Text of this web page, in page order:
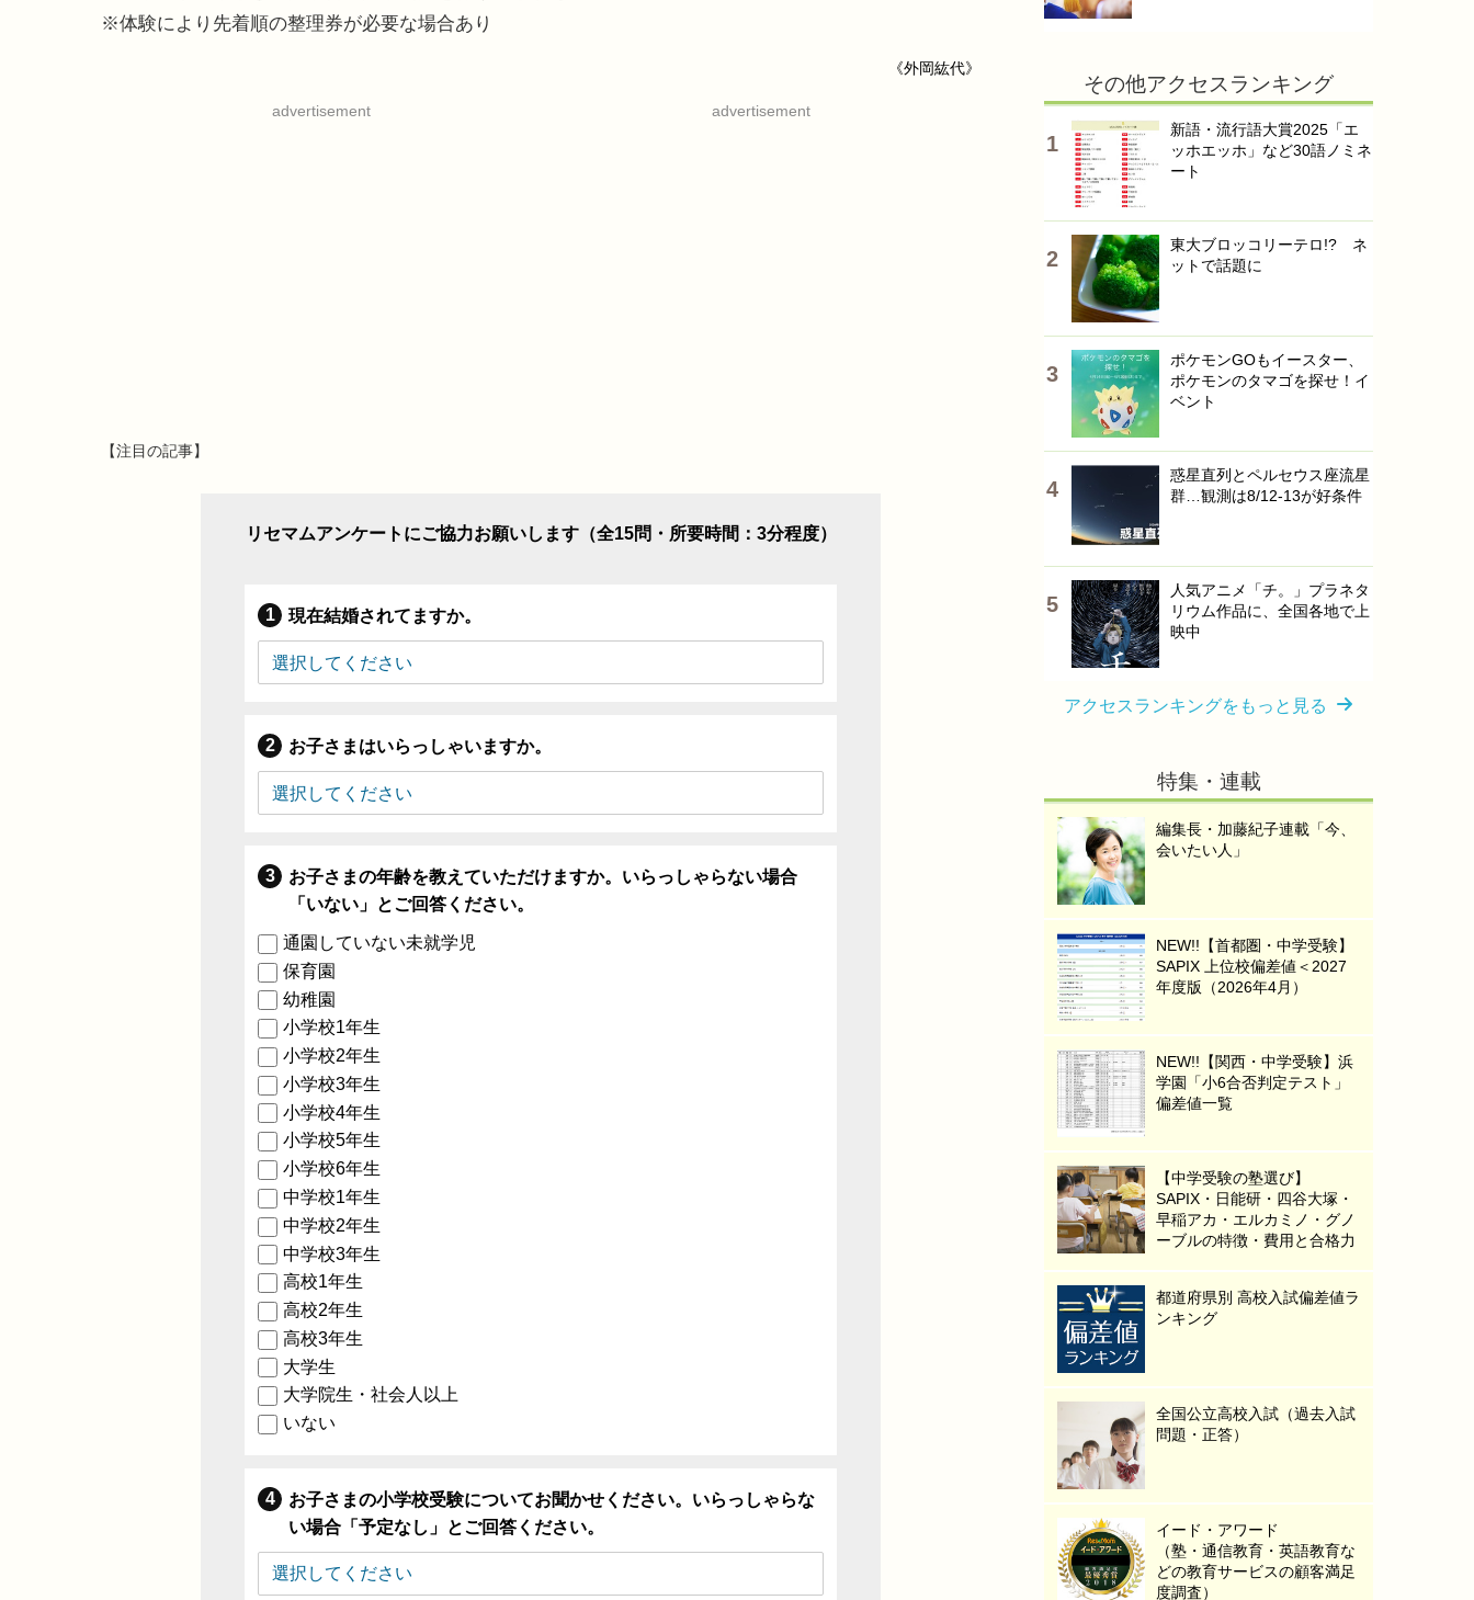
※体験により先着順の整理券が必要な場合あり
《外岡紘代》
advertisement advertisement
【注目の記事】
リセマムアンケートにご協力お願いします（全15問・所要時間：3分程度）
現在結婚されてますか。
お子さまはいらっしゃいますか。
お子さまの年齢を教えていただけますか。いらっしゃらない場合
「いない」とご回答ください。
通園していない未就学児
保育園
幼稚園
小学校1年生
小学校2年生
小学校3年生
小学校4年生
小学校5年生
小学校6年生
中学校1年生
中学校2年生
中学校3年生
高校1年生
高校2年生
高校3年生
大学生
大学院生・社会人以上
いない
お子さまの小学校受験についてお聞かせください。いらっしゃらな
い場合「予定なし」とご回答ください。
その他アクセスランキング
新語・流行語大賞2025「エ
ッホエッホ」など30語ノミネ
ート
東大ブロッコリーテロ!? ネ
ットで話題に
ポケモンGOもイースター、
ポケモンのタマゴを探せ！イ
ベント
惑星直列とペルセウス座流星
群…観測は8/12-13が好条件
人気アニメ「チ。」プラネタ
リウム作品に、全国各地で上
映中
アクセスランキングをもっと見る
特集・連載
編集長・加藤紀子連載「今、
会いたい人」
NEW!!【首都圏・中学受験】
SAPIX 上位校偏差値＜2027
年度版（2026年4月）
NEW!!【関西・中学受験】浜
学園「小6合否判定テスト」
偏差値一覧
【中学受験の塾選び】
SAPIX・日能研・四谷大塚・
早稲アカ・エルカミノ・グノ
ーブルの特徴・費用と合格力
都道府県別 高校入試偏差値ラ
ンキング
全国公立高校入試（過去入試
問題・正答）
イード・アワード
（塾・通信教育・英語教育な
どの教育サービスの顧客満足
度調査）